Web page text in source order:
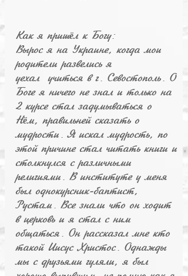
Как я пришёл к Богу:
Вырос я на Украине, когда мои
родители развелись я
уехал учиться в г. Севостополь. О
Боге я ничего не знал и только на
2 курсе стал задумываться о
Нём, правильней сказать о
мудрости. Я искал мудрость, по
этой причине стал читать книги и
столкнулся с различными
религиями. В институте у меня
был однокурсник-баптист,
Рустам. Все знали что он ходит
в церковь и я стал с ним
общаться. Он рассказал мне кто
такой Иисус Христос. Однажды
мы с друзьями гуляли, я был